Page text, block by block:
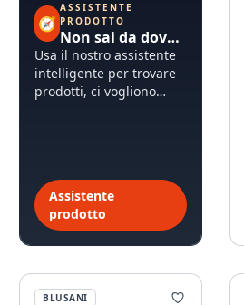
🧭
ASSISTENTE
PRODOTTO
Non sai da dove iniziare?
Usa il nostro assistente
intelligente per trovare
prodotti, ci vogliono
Assistente
prodotto
BLUSANI